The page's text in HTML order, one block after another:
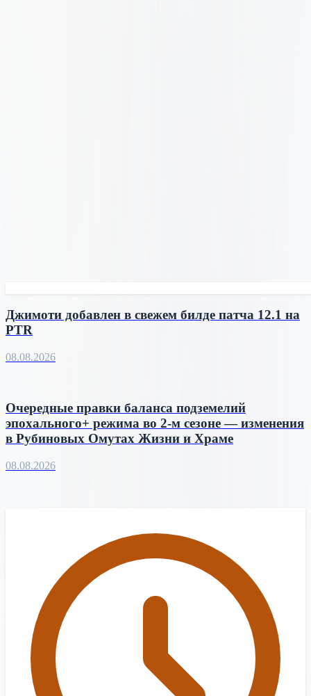
Джимоти добавлен в свежем билде патча 12.1 на
PTR
08.08.2026
Очередные правки баланса подземелий
эпохального+ режима во 2-м сезоне — изменения
в Рубиновых Омутах Жизни и Храме
08.08.2026